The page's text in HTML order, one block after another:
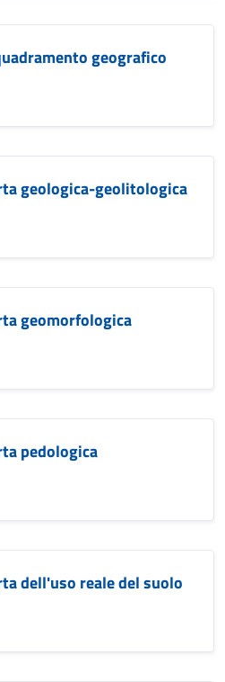
geografico
geologica-geolitologica
geomorfologica
pedologica
dell'uso reale del suolo